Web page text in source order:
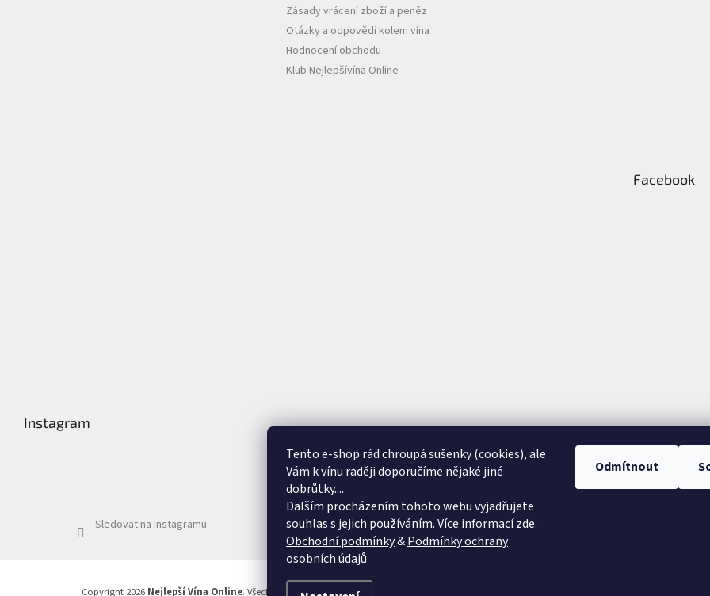
Tento e-shop rád chroupá sušenky (cookies), ale
Vám k vínu raději doporučíme nějaké jiné
dobrůtky....
Dalším procházením tohoto webu vyjadřujete
souhlas s jejich používáním. Více informacízde.
Obchodní podmínky&Podmínky ochrany
osobních údajů
Odmítnout
Zásady vrácení zboží a peněz
Otázky a odpovědi kolem vína
Hodnocení obchodu
Klub Nejlepšívína Online
Facebook
Instagram
Sledovat na Instagramu
Copyright 2026 Nejlepší Vína Online. Všechna práva vyhrazena.